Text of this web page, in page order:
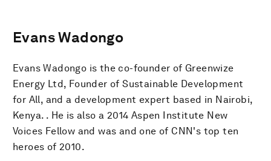
Evans Wadongo
Evans Wadongo is the co-founder of Greenwize
Energy Ltd, Founder of Sustainable Development
for All, and a development expert based in Nairobi,
Kenya. . He is also a 2014 Aspen Institute New
Voices Fellow and was and one of CNN's top ten
heroes of 2010.